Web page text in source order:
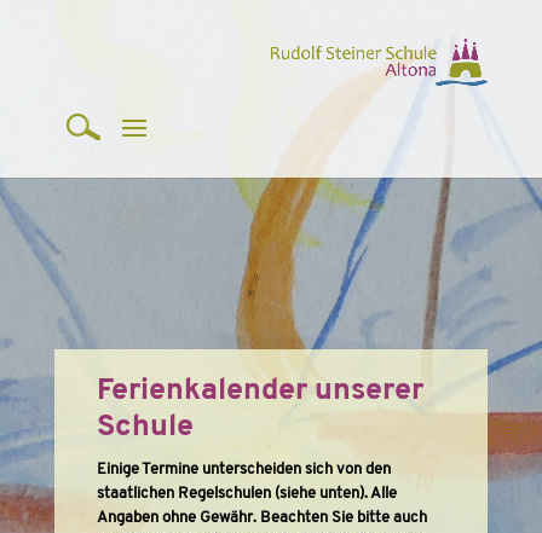
Ferienkalender​ unserer
Schule
Einige Termine unterscheiden sich von den
staatlichen Regelschulen (siehe unten). Alle
Angaben ohne Gewähr. Beachten Sie bitte auch